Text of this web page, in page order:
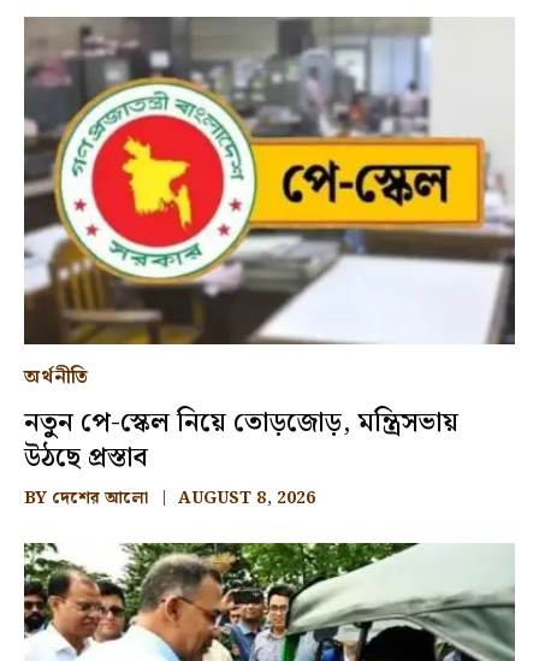
অর্থনীতি
নতুন পে-স্কেল নিয়ে তোড়জোড়, মন্ত্রিসভায়
উঠছে প্রস্তাব
BY দেশের আলো AUGUST 8, 2026